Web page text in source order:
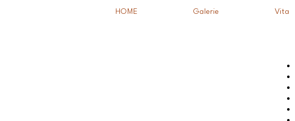
HOME Galerie Vita